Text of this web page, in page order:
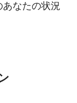
あなたの状況